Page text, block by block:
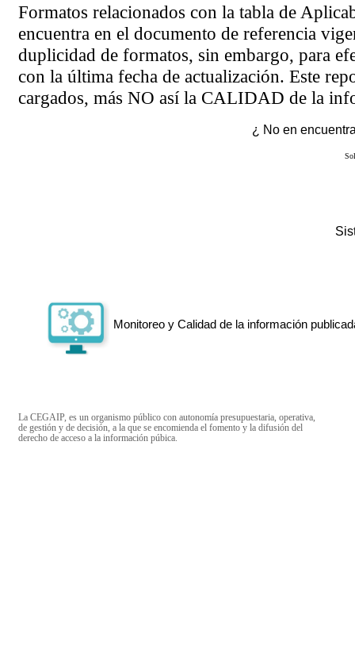
Formatos relacionados con la tabla de
encuentra en el documento de referencia
duplicidad de formatos, sin embargo, para
con la última fecha de actualización. Este
cargados, más NO así la CALIDAD de la
¿ No en
Monitoreo y Calidad de la información
La CEGAIP, es un organismo público con autonomía presupuestaria, operativa,
de gestión y de decisión, a la que se encomienda el fomento y la difusión del
derecho de acceso a la información púbica.